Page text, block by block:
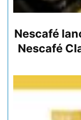
Nescafé
Nescafé